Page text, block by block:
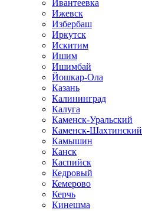
Ивантеевка
Ижевск
Избербаш
Иркутск
Искитим
Ишим
Ишимбай
Йошкар-Ола
Казань
Калининград
Калуга
Каменск-Уральский
Каменск-Шахтинский
Камышин
Канск
Каспийск
Кедровый
Кемерово
Керчь
Кинешма